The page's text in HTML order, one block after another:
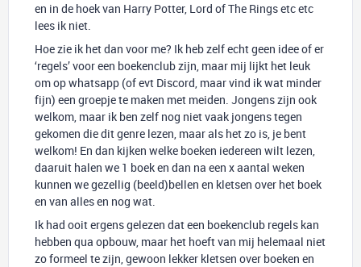
en in de hoek van Harry Potter, Lord of The Rings etc etc
lees ik niet.
Hoe zie ik het dan voor me? Ik heb zelf echt geen idee of er
‘regels’ voor een boekenclub zijn, maar mij lijkt het leuk
om op whatsapp (of evt Discord, maar vind ik wat minder
fijn) een groepje te maken met meiden. Jongens zijn ook
welkom, maar ik ben zelf nog niet vaak jongens tegen
gekomen die dit genre lezen, maar als het zo is, je bent
welkom! En dan kijken welke boeken iedereen wilt lezen,
daaruit halen we 1 boek en dan na een x aantal weken
kunnen we gezellig (beeld)bellen en kletsen over het boek
en van alles en nog wat.
Ik had ooit ergens gelezen dat een boekenclub regels kan
hebben qua opbouw, maar het hoeft van mij helemaal niet
zo formeel te zijn, gewoon lekker kletsen over boeken en